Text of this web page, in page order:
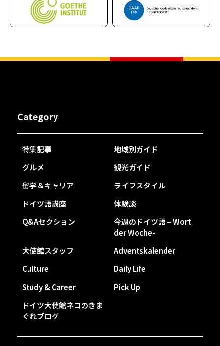
Category
特集記事
地域別ガイド
グルメ
観光ガイド
留学＆キャリア
ライフスタイル
ドイツ語講座
体験談
Q&Aセクション
今週のドイツ語 – Wort
der Woche-
大使館スタッフ
Adventskalender
Culture
Daily Life
Study & Career
Pick Up
ドイツ大使館ネコのきま
ぐれブログ